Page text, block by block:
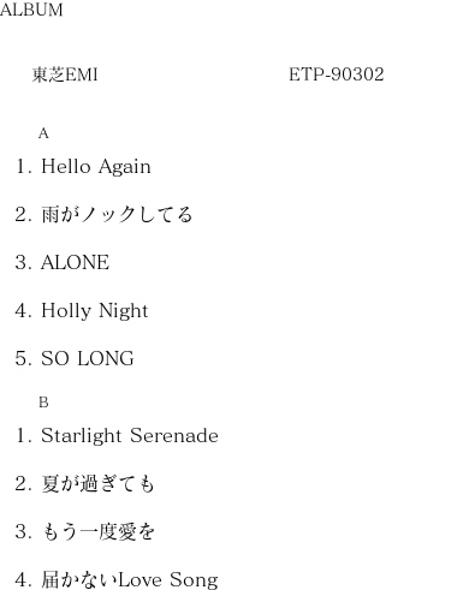
ALBUM
東芝EMI ETP-90302
A
Hello Again
雨がノックしてる
ALONE
Holly Night
SO LONG
B
Starlight Serenade
夏が過ぎても
もう一度愛を
届かないLove Song